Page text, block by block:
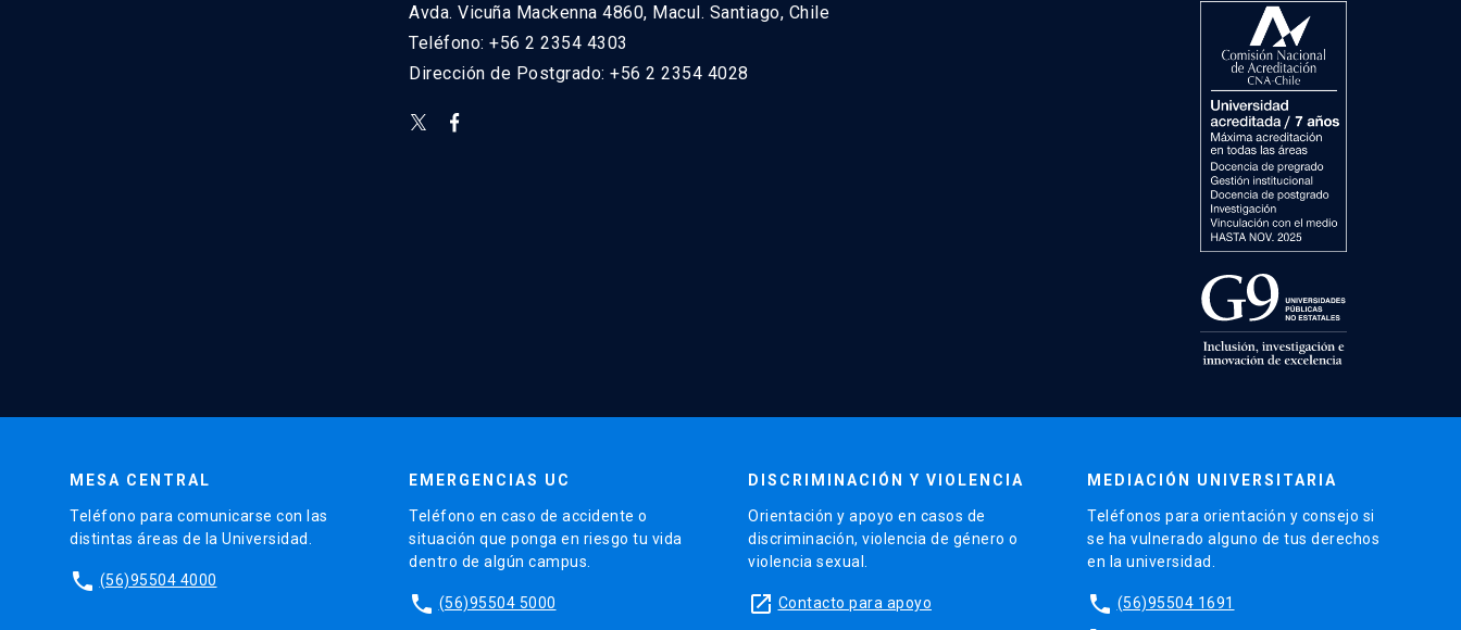
Avda. Vicuña Mackenna 4860, Macul. Santiago, Chile
Teléfono: +56 2 2354 4303
Dirección de Postgrado: +56 2 2354 4028
MESA CENTRAL
Teléfono para comunicarse con las
distintas áreas de la Universidad.
phone (56)95504 4000
EMERGENCIAS UC
Teléfono en caso de accidente o
situación que ponga en riesgo tu vida
dentro de algún campus.
phone (56)95504 5000
DISCRIMINACIÓN Y VIOLENCIA
Orientación y apoyo en casos de
discriminación, violencia de género o
violencia sexual.
launch Contacto para apoyo
MEDIACIÓN UNIVERSITARIA
Teléfonos para orientación y consejo si
se ha vulnerado alguno de tus derechos
en la universidad.
phone (56)95504 1691